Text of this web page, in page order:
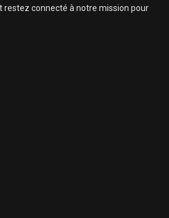
restez connecté à notre mission pour